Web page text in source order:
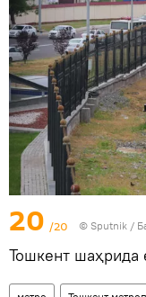
20 /20 © Sputnik /
Тошкент шаҳрида